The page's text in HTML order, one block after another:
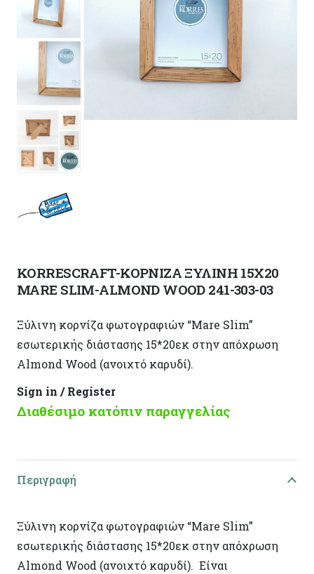
KORRESCRAFT-ΚΟΡΝΙΖΑ ΞΥΛΙΝΗ 15X20
MARE SLIM-ALMOND WOOD 241-303-03
Ξύλινη κορνίζα φωτογραφιών “Mare Slim”
εσωτερικής διάστασης 15*20εκ στην απόχρωση
Almond Wood (ανοιχτό καρυδί).
Sign in / Register
Διαθέσιμο κατόπιν παραγγελίας
Περιγραφή
Ξύλινη κορνίζα φωτογραφιών “Mare Slim”
εσωτερικής διάστασης 15*20εκ στην απόχρωση
Almond Wood (ανοιχτό καρυδί). Είναι